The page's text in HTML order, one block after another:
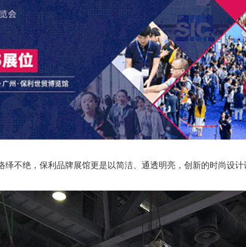
不绝，保利品牌展馆更是以简洁、通透明亮，创新的时尚设计